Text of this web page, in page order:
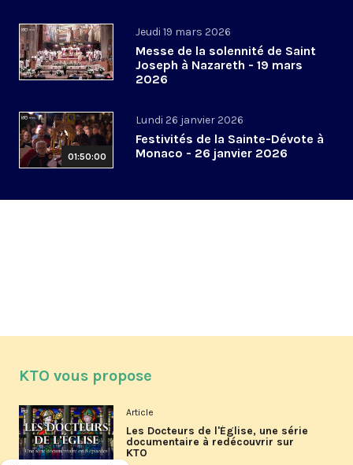
Jeudi 19 mars 2026
Messe de la solennité de Saint
Joseph à Nazareth - 19 mars
2026
01:50:00
Lundi 26 janvier 2026
Festivités de la Sainte-Dévote à
Monaco - 26 janvier 2026
KTO vous propose
Article
Les Docteurs de l'Église, une série
documentaire à redécouvrir sur
KTO